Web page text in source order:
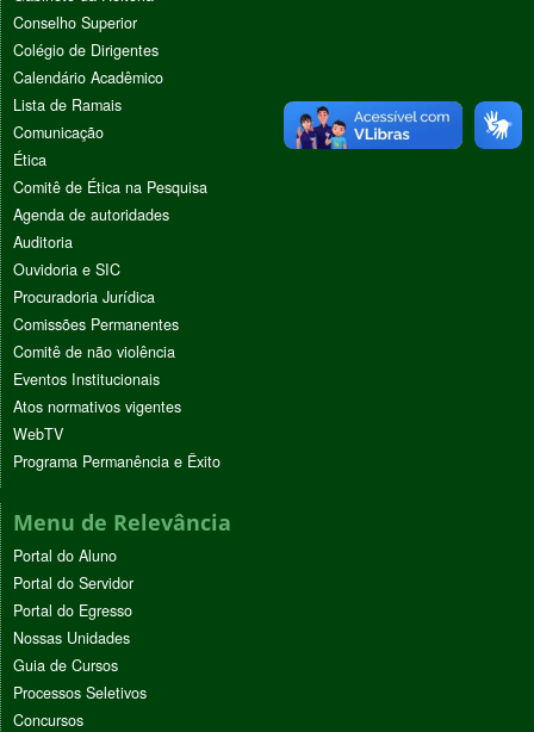
Conselho Superior
Colégio de Dirigentes
Calendário Acadêmico
Lista de Ramais
Comunicação
Ética
Comitê de Ética na Pesquisa
Agenda de autoridades
Auditoria
Ouvidoria e SIC
Procuradoria Jurídica
Comissões Permanentes
Comitê de não violência
Eventos Institucionais
Atos normativos vigentes
WebTV
Programa Permanência e Êxito
Menu de Relevância
Portal do Aluno
Portal do Servidor
Portal do Egresso
Nossas Unidades
Guia de Cursos
Processos Seletivos
Concursos